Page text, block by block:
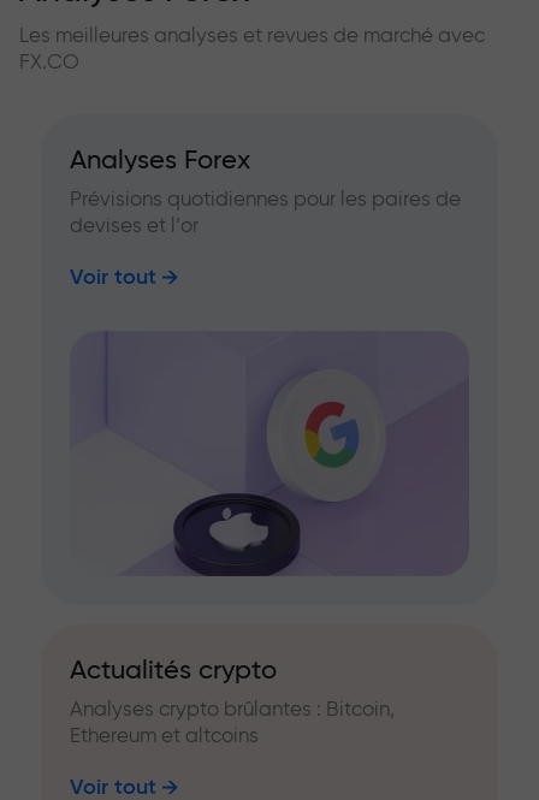
Les meilleures analyses et revues de marché avec
FX.CO
Analyses Forex
Prévisions quotidiennes pour les paires de
devises et l’or
Voir tout
Actualités crypto
Analyses crypto brûlantes : Bitcoin,
Ethereum et altcoins
Voir tout